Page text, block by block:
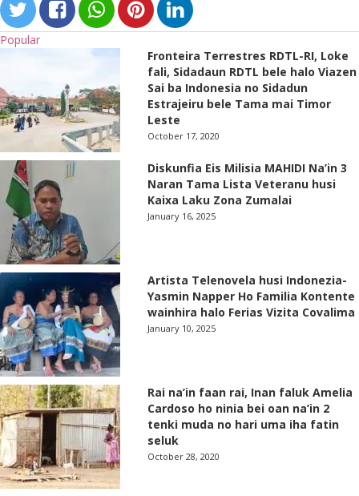
Popular
Fronteira Terrestres RDTL-RI, Loke
fali, Sidadaun RDTL bele halo Viazen
Sai ba Indonesia no Sidadun
Estrajeiru bele Tama mai Timor
Leste
October 17, 2020
Diskunfia Eis Milisia MAHIDI Na’in 3
Naran Tama Lista Veteranu husi
Kaixa Laku Zona Zumalai
January 16, 2025
Artista Telenovela husi Indonezia-
Yasmin Napper Ho Familia Kontente
wainhira halo Ferias Vizita Covalima
January 10, 2025
Rai na’in faan rai, Inan faluk Amelia
Cardoso ho ninia bei oan na’in 2
tenki muda no hari uma iha fatin
seluk
October 28, 2020